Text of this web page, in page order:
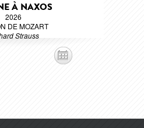
À NAXOS
2026
DE MOZART
Strauss